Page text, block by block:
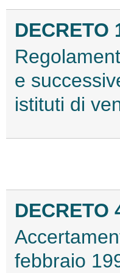
DECRETO
e
istituti di
DECRETO
febbraio